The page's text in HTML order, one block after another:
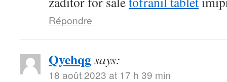
Répondre
Qyehqgsays:
18 août 2023 at 17 h 39 min